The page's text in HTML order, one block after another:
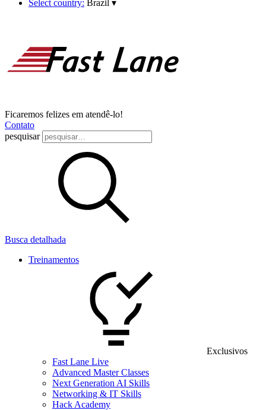
Select country: Brazil ▾
Ficaremos felizes em atendê-lo!
Contato
pesquisar
Busca detalhada
Treinamentos
Exclusivos
Fast Lane Live
Advanced Master Classes
Next Generation AI Skills
Networking & IT Skills
Hack Academy